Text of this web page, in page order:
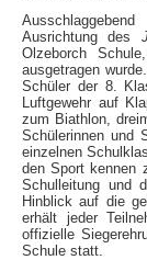
Ausrichtung des
Olzeborch
ausgetragen
Schüler der 8.
Luftgewehr auf
zum Biathlon,
Schülerinnen und
einzelnen
den Sport kennen
Schulleitung und
Hinblick auf die
erhält jeder
offizielle
Schule statt.